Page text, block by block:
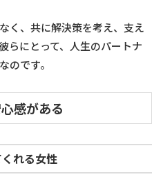
く、共に解決策を考え、支え
らにとって、人生のパートナ
のです。
感がある
れる女性